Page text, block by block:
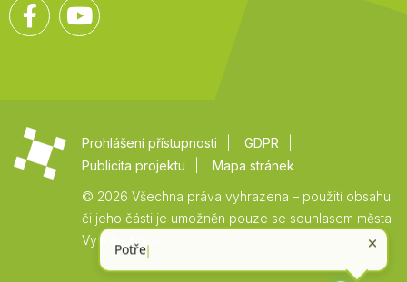
Facebook
Prohlášení přístupnosti
GDPR
Publicita projektu
Mapa stránek
© 2026 Všechna práva vyhrazena – použití obsahu
či jeho části je umožněn pouze se souhlasem města
Vysoké Mýto.